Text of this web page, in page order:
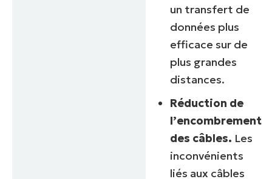
un transfert de
données plus
efficace sur de
plus grandes
distances.
Réduction de
l’encombrement
des câbles. Les
inconvénients
liés aux câbles